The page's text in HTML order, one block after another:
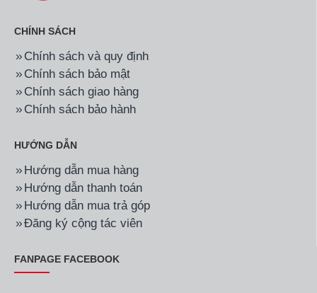
CHÍNH SÁCH
Chính sách và quy định
Chính sách bảo mật
Chính sách giao hàng
Chính sách bảo hành
HƯỚNG DẪN
Hướng dẫn mua hàng
Hướng dẫn thanh toán
Hướng dẫn mua trả góp
Đăng ký cộng tác viên
FANPAGE FACEBOOK